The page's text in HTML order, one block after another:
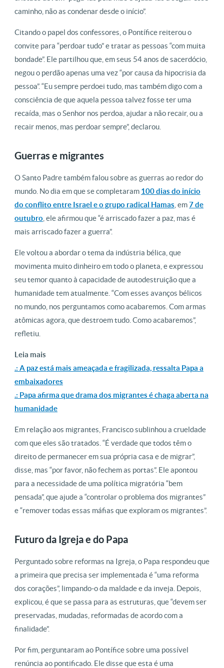
caminho, não as condenar desde o início”.
Citando o papel dos confessores, o Pontífice reiterou o
convite para “perdoar tudo” e tratar as pessoas “com muita
bondade”. Ele partilhou que, em seus 54 anos de sacerdócio,
negou o perdão apenas uma vez “por causa da hipocrisia da
pessoa”. “Eu sempre perdoei tudo, mas também digo com a
consciência de que aquela pessoa talvez fosse ter uma
recaída, mas o Senhor nos perdoa, ajudar a não recair, ou a
recair menos, mas perdoar sempre”, declarou.
Guerras e migrantes
O Santo Padre também falou sobre as guerras ao redor do
mundo. No dia em que se completaram 100 dias do início
do conflito entre Israel e o grupo radical Hamas , em7 de
outubro , ele afirmou que “é arriscado fazer a paz, mas é
mais arriscado fazer a guerra”.
Ele voltou a abordar o tema da indústria bélica, que
movimenta muito dinheiro em todo o planeta, e expressou
seu temor quanto à capacidade de autodestruição que a
humanidade tem atualmente. “Com esses avanços bélicos
no mundo, nos perguntamos como acabaremos. Com armas
atômicas agora, que destroem tudo. Como acabaremos”,
refletiu.
Leia mais
.: A paz está mais ameaçada e fragilizada, ressalta Papa a
embaixadores
.: Papa afirma que drama dos migrantes é chaga aberta na
humanidade
Em relação aos migrantes, Francisco sublinhou a crueldade
com que eles são tratados. “É verdade que todos têm o
direito de permanecer em sua própria casa e de migrar”,
disse, mas “por favor, não fechem as portas”. Ele apontou
para a necessidade de uma política migratória “bem
pensada”, que ajude a “controlar o problema dos migrantes”
e “remover todas essas máfias que exploram os migrantes”.
Futuro da Igreja e do Papa
Perguntado sobre reformas na Igreja, o Papa respondeu que
a primeira que precisa ser implementada é “uma reforma
dos corações”, limpando-o da maldade e da inveja. Depois,
explicou, é que se passa para as estruturas, que “devem ser
preservadas, mudadas, reformadas de acordo com a
finalidade”.
Por fim, perguntaram ao Pontífice sobre uma possível
renúncia ao pontificado. Ele disse que esta é uma